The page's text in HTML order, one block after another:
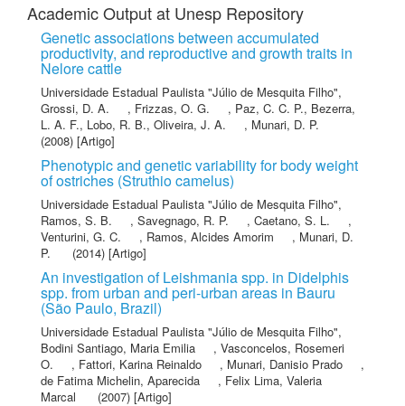
Academic Output at Unesp Repository
Genetic associations between accumulated
productivity, and reproductive and growth traits in
Nelore cattle
Universidade Estadual Paulista "Júlio de Mesquita Filho",
Grossi, D. A.
, Frizzas, O. G. , Paz, C. C. P., Bezerra,
L. A. F., Lobo, R. B., Oliveira, J. A. , Munari, D. P.
(2008) [Artigo]
Phenotypic and genetic variability for body weight
of ostriches (Struthio camelus)
Universidade Estadual Paulista "Júlio de Mesquita Filho",
Ramos, S. B.
, Savegnago, R. P. , Caetano, S. L.
,
Venturini, G. C.
, Ramos, Alcides Amorim , Munari, D.
P.
(2014) [Artigo]
An investigation of Leishmania spp. in Didelphis
spp. from urban and peri-urban areas in Bauru
(São Paulo, Brazil)
Universidade Estadual Paulista "Júlio de Mesquita Filho",
Bodini Santiago, Maria Emilia
, Vasconcelos, Rosemeri
O.
, Fattori, Karina Reinaldo , Munari, Danisio Prado
,
de Fatima Michelin, Aparecida
, Felix Lima, Valeria
Marcal
(2007) [Artigo]